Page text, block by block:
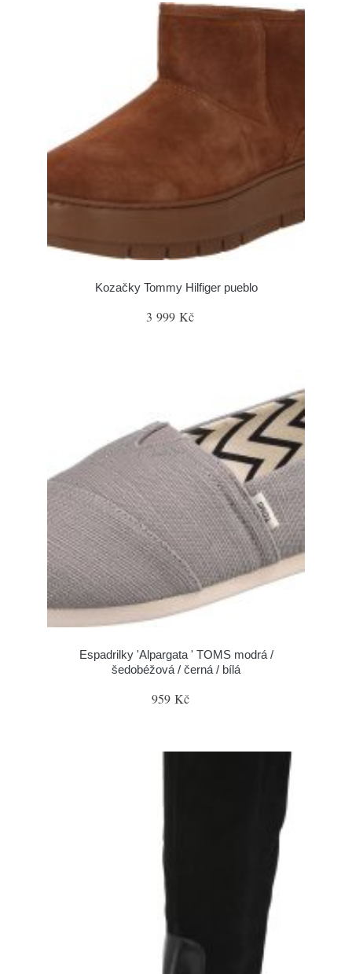
Kozačky Tommy Hilfiger pueblo
3 999 Kč
Espadrilky 'Alpargata ' TOMS modrá /
šedobéžová / černá / bílá
959 Kč